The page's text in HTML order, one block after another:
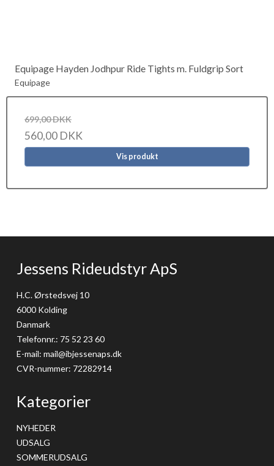
Equipage Hayden Jodhpur Ride Tights m. Fuldgrip Sort
Equipage
699,00 DKK
560,00 DKK
Vis produkt
Jessens Rideudstyr ApS
H.C. Ørstedsvej 10
6000 Kolding
Danmark
Telefonnr.: 75 52 23 60
E-mail: mail@ibjessenaps.dk
CVR-nummer: 72282914
Kategorier
NYHEDER
UDSALG
SOMMERUDSALG